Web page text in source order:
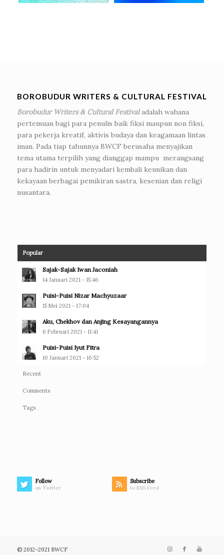
BOROBUDUR WRITERS & CULTURAL FESTIVAL
Borobudur Writers & Cultural Festivaladalah wahana
pertemuan bagi para penulis baik fiksi maupun non fiksi,
para pekerja kreatif, aktivis budaya dan keagamaan lintas
iman. Pada tiap tahunnya BWCF berusaha menyajikan
tema utama terpilih yang dianggap mampu merangsang
para hadirin untuk menyadari kembali keunikan dan
kekayaan berbagai pemikiran sastra, kesenian dan religi
nusantara.
Popular
Sajak-Sajak Iwan Jaconiah
14 Januari 2021 - 15:46
Puisi-Puisi Nizar Machyuzaar
15 Mei 2021 - 17:04
Aku, Chekhov dan Anjing Kesayangannya
6 Februari 2021 - 11:41
Puisi-Puisi Iyut Fitra
10 Januari 2021 - 16:52
Recent
Comments
Tags
Follow
on Twitter
Subscribe
to RSS Feed
© 2012–2021 BWCF